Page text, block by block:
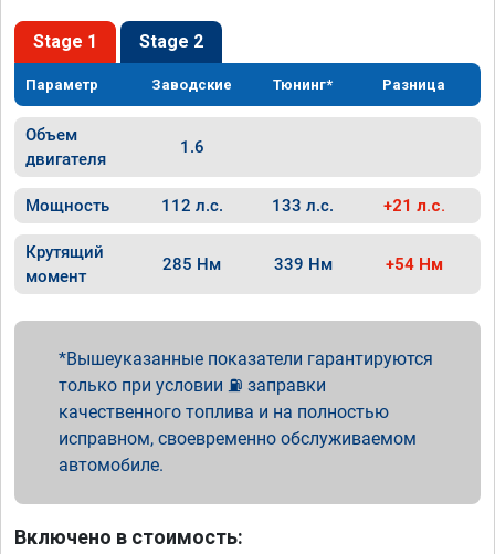
Stage 1 Stage 2
Параметр Заводские Тюнинг* Разница
Объем
двигателя
1.6
Мощность 112 л.с. 133 л.с. +21 л.с.
Крутящий
момент
285 Нм 339 Нм +54 Нм
Вышеуказанные показатели гарантируются
только при условии ⛽ заправки
качественного топлива и на полностью
исправном, своевременно обслуживаемом
автомобиле.
Включено в стоимость: